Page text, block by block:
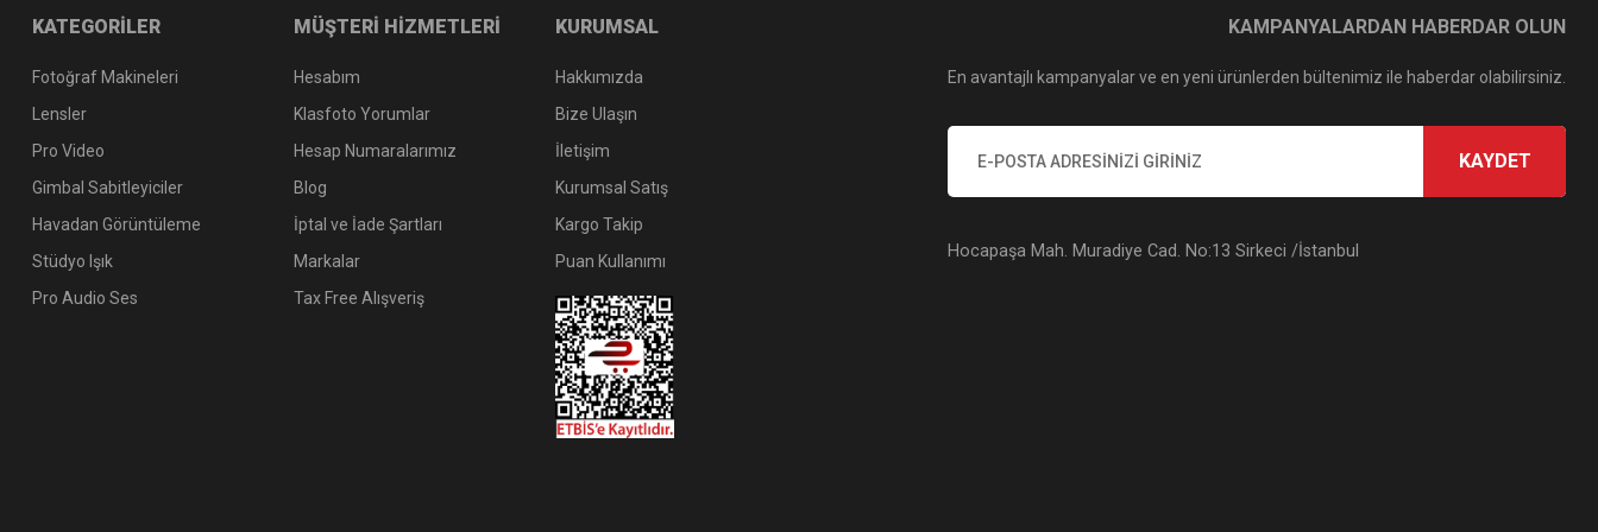
KATEGORİLER
Fotoğraf Makineleri
Lensler
Pro Video
Gimbal Sabitleyiciler
Havadan Görüntüleme
Stüdyo Işık
Pro Audio Ses
MÜŞTERİ HİZMETLERİ
Hesabım
Klasfoto Yorumlar
Hesap Numaralarımız
Blog
İptal ve İade Şartları
Markalar
Tax Free Alışveriş
KURUMSAL
Hakkımızda
Bize Ulaşın
İletişim
Kurumsal Satış
Kargo Takip
Puan Kullanımı
KAMPANYALARDAN HABERDAR OLUN
En avantajlı kampanyalar ve en yeni ürünlerden bültenimiz ile haberdar olabilirsiniz.
KAYDET
Hocapaşa Mah. Muradiye Cad. No:13 Sirkeci /İstanbul